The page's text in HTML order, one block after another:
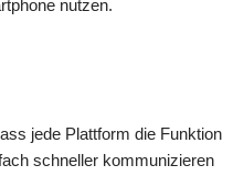
nutzen.
jede Plattform die Funktion
schneller kommunizieren